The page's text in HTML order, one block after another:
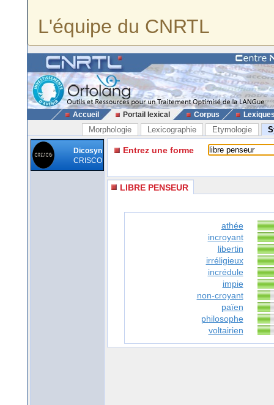
L'équipe du CNRTL
Accueil Portail lexical Corpus
Morphologie Lexicographie Etymologie
Dicosyn
CRISCO
Entrez une forme
LIBRE PENSEUR
athée
incroyant
libertin
irréligieux
incrédule
impie
non-croyant
païen
philosophe
voltairien